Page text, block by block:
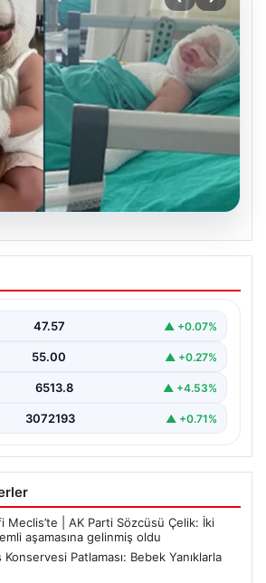
Konservesi
Yanıklarla Mücadele
Mersin'in Çakır ailesi korku dolu
47.57 ▲ +0.07%
55.00 ▲ +0.27%
6513.8 ▲ +4.53%
3072193 ▲ +0.71%
Meclis’te | AK Parti Sözcüsü Çelik: İki
aşamasına gelinmiş oldu
Patlaması: Bebek Yanıklarla